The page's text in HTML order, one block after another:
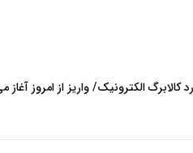
کالابرگ الکترونیک/ واریز از امروز